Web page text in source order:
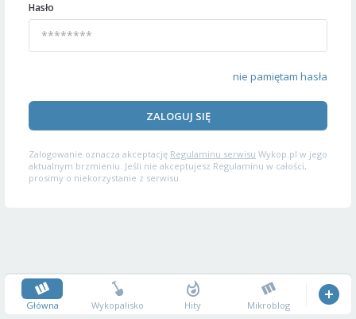
Hasło
nie pamiętam hasła
ZALOGUJ SIĘ
Zalogowanie oznacza akceptację Regulaminu serwisu Wykop.pl w jego
aktualnym brzmieniu. Jeśli nie akceptujesz Regulaminu w całości,
prosimy o niekorzystanie z serwisu.
Główna Wykopalisko Hity Mikroblog